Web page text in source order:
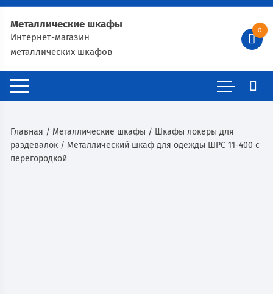
Металлические шкафы
Интернет-магазин
металлических шкафов
0
Главная / Металлические шкафы / Шкафы локеры для
раздевалок / Металлический шкаф для одежды ШРС 11-400 с
перегородкой